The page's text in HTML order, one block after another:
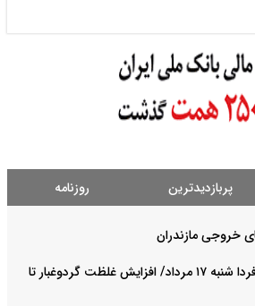
پربازدیدترین روزنامه
خروجی مازندران
پیش بینی هواشناسی قم فردا شنبه ۱۷ مرداد/ افزایش غلظت گردوغبار تا